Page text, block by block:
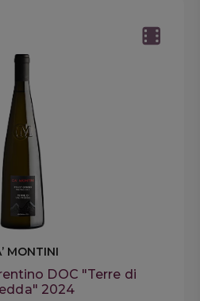
MONTINI
DOC "Terre di
2024